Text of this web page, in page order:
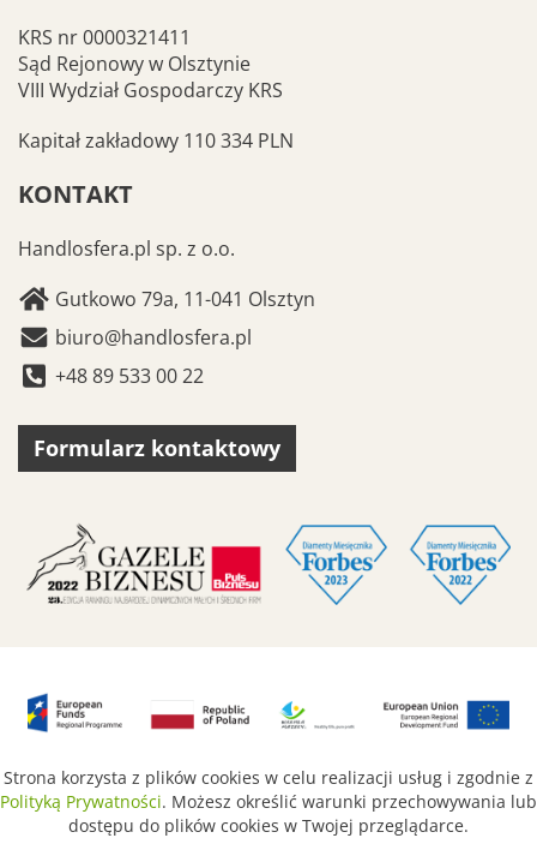
KRS nr 0000321411
Sąd Rejonowy w Olsztynie
VIII Wydział Gospodarczy KRS
Kapitał zakładowy 110 334 PLN
KONTAKT
Handlosfera.pl sp. z o.o.
Gutkowo 79a, 11-041 Olsztyn
biuro@handlosfera.pl
+48 89 533 00 22
Formularz kontaktowy
Strona korzysta z plików cookies w celu realizacji usług i zgodnie z
Polityką Prywatności. Możesz określić warunki przechowywania lub
dostępu do plików cookies w Twojej przeglądarce.